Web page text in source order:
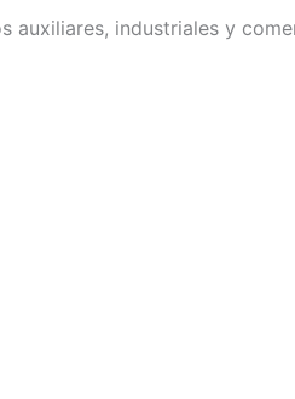
auxiliares, industriales y